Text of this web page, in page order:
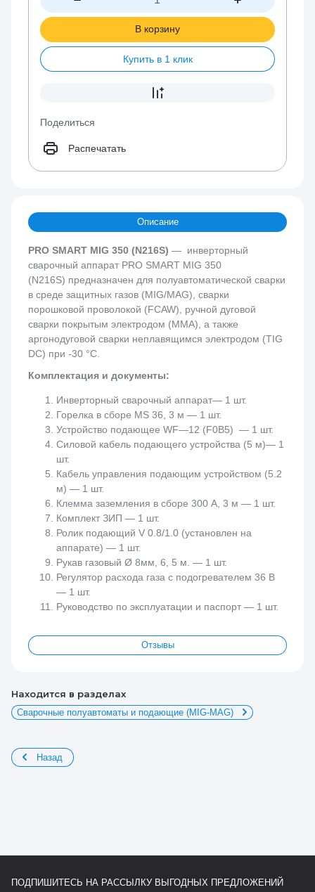
В корзину
Купить в 1 клик
Поделиться
Распечатать
Описание
PRO SMART MIG 350 (N216S) — инверторный
сварочный аппарат PRO SMART MIG 350
(N216S) предназначен для полуавтоматической сварки
в среде защитных газов (MIG/MAG), сварки
порошковой проволокой (FCAW), ручной дуговой
сварки покрытым электродом (ММА), а также
аргонодуговой сварки неплавящимся электродом (TIG
DC) при -30 °C.
Комплектация и документы:
Инверторный сварочный аппарат— 1 шт.
Горелка в сборе MS 36, 3 м — 1 шт.
Устройство подающее WF—12 (F0B5) — 1 шт.
Силовой кабель подающего устройства (5 м)— 1
шт.
Кабель управления подающим устройством (5.2
м) — 1 шт.
Клемма заземления в сборе 300 А, 3 м — 1 шт.
Комплект ЗИП — 1 шт.
Ролик подающий V 0.8/1.0 (установлен на
аппарате) — 1 шт.
Рукав газовый Ø 8мм, 6, 5 м. — 1 шт.
Регулятор расхода газа с подогревателем 36 В
— 1 шт.
Руководство по эксплуатации и паспорт — 1 шт.
Отзывы
Находится в разделах
Сварочные полуавтоматы и подающие (MIG-MAG)
Назад
ПОДПИШИТЕСЬ НА РАССЫЛКУ ВЫГОДНЫХ ПРЕДЛОЖЕНИЙ